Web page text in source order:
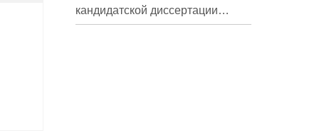
кандидатской диссертации
Трындиной Николь Сергеевны